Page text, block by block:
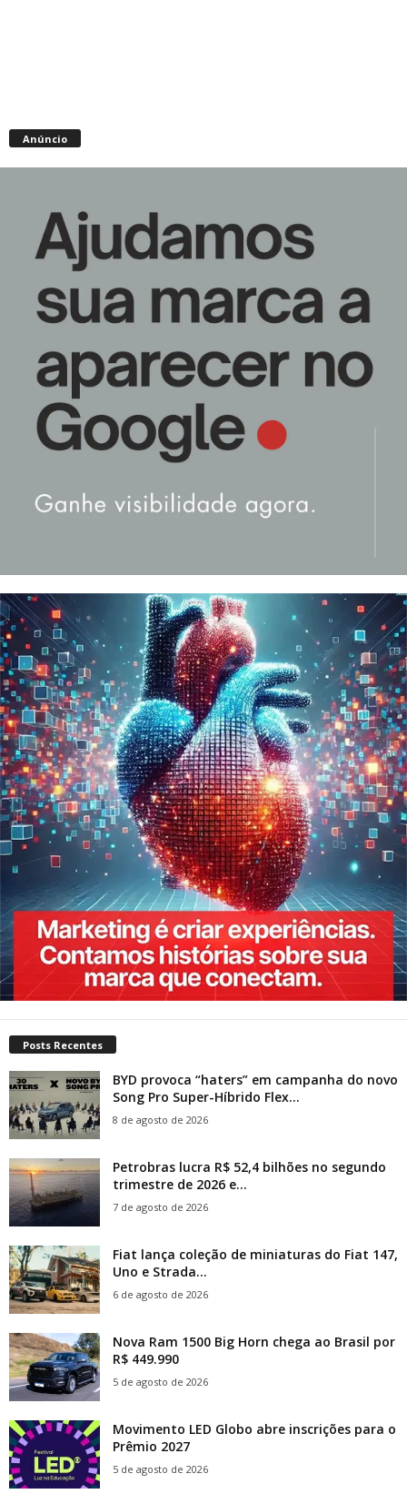
Anúncio
Posts Recentes
BYD provoca “haters” em campanha do novo
Song Pro Super-Híbrido Flex...
8 de agosto de 2026
Petrobras lucra R$ 52,4 bilhões no segundo
trimestre de 2026 e...
7 de agosto de 2026
Fiat lança coleção de miniaturas do Fiat 147,
Uno e Strada...
6 de agosto de 2026
Nova Ram 1500 Big Horn chega ao Brasil por
R$ 449.990
5 de agosto de 2026
Movimento LED Globo abre inscrições para o
Prêmio 2027
5 de agosto de 2026